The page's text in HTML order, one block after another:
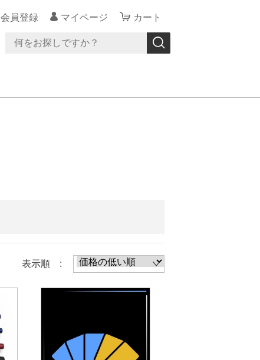
会員登録 マイページ カート
表示順 :